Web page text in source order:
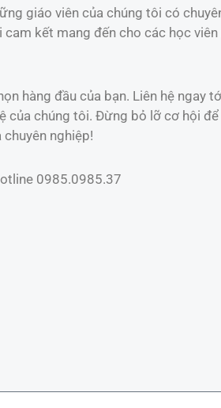
giáo viên của chúng tôi có
kết mang đến cho các học
hàng đầu của bạn. Liên hệ ngay
chúng tôi. Đừng bỏ lỡ cơ hội để
nghiệp!
0985.0985.37